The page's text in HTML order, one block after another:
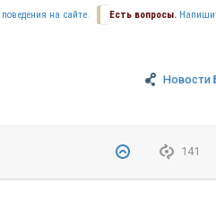
Есть вопросы.
поведения на сайте.
Новости
141